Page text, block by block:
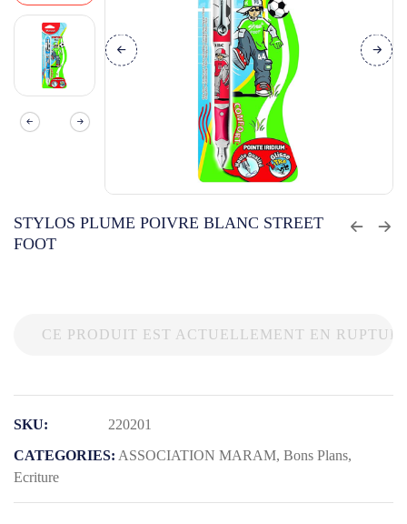
STYLOS PLUME POIVRE BLANC STREET
FOOT
CE PRODUIT EST ACTUELLEMENT EN
SKU:
220201
CATEGORIES: ASSOCIATION MARAM, Bons Plans,
Ecriture